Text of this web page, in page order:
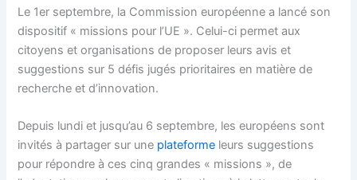
Le 1er septembre, la Commission européenne a lancé son
dispositif « missions pour l’UE ». Celui-ci permet aux
citoyens et organisations de proposer leurs avis et
suggestions sur 5 défis jugés prioritaires en matière de
recherche et d’innovation.
Depuis lundi et jusqu’au 6 septembre, les européens sont
invités à partager sur une plateforme leurs suggestions
pour répondre à ces cinq grandes « missions », de